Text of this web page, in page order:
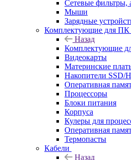
Сетевые фильтры,
Мыши
Зарядные
Комплектующие для ПК
Назад
Комплектующие
Видеокарты
Материнские
Накопители SSD/
Оперативная
Процессоры
Блоки питания
Корпуса
Кулеры для
Оперативная
Термопасты
Кабели
Назад